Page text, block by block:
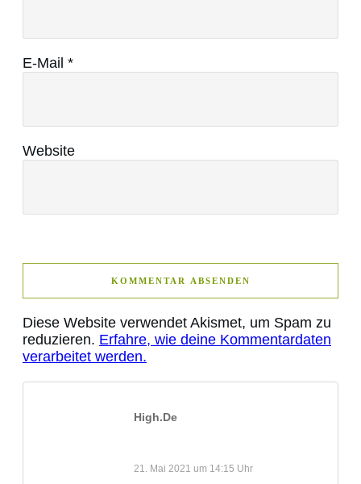
E-Mail *
Website
KOMMENTAR ABSENDEN
Diese Website verwendet Akismet, um Spam zu
reduzieren. Erfahre, wie deine Kommentardaten
verarbeitet werden.
High.De
21. Mai 2021 um 14:15 Uhr